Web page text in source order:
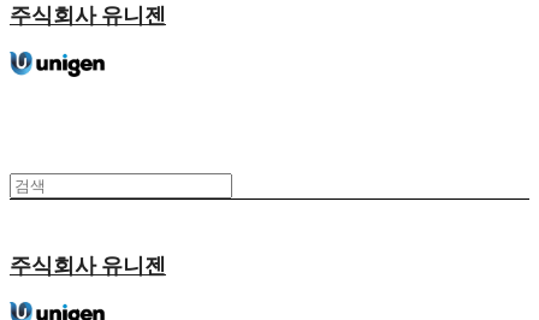
주식회사 유니젠
주식회사 유니젠